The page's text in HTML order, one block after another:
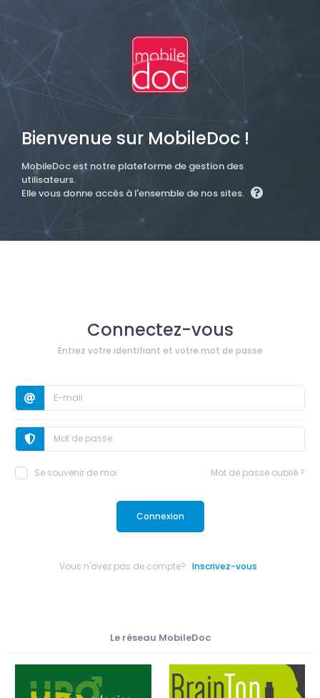
Bienvenue sur MobileDoc !
MobileDoc est notre plateforme de gestion des
utilisateurs.
Elle vous donne accès à l'ensemble de nos sites.
Connectez-vous
Entrez votre identifiant et votre mot de passe
Se souvenir de moi Mot de passe oublié ?
Connexion
Vous n'avez pas de compte? Inscrivez-vous
Le réseau MobileDoc